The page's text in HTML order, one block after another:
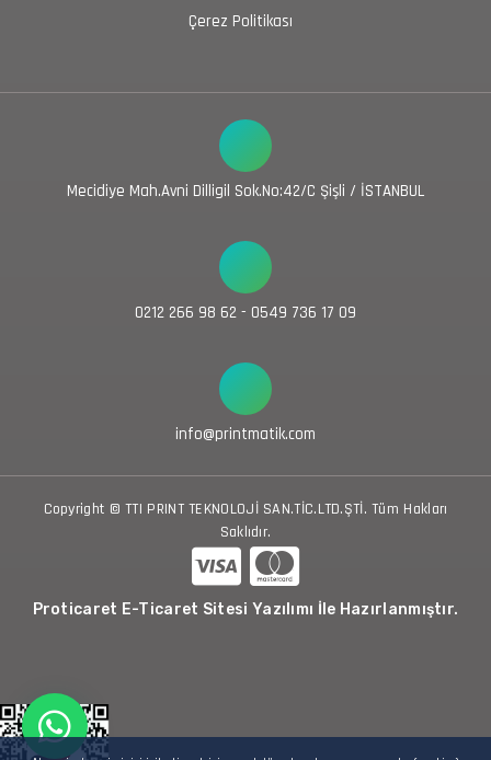
Çerez Politikası
Mecidiye Mah.Avni Dilligil Sok.No:42/C Şişli / İSTANBUL
0212 266 98 62 - 0549 736 17 09
info@printmatik.com
Copyright © TTI PRINT TEKNOLOJİ SAN.TİC.LTD.ŞTİ. Tüm Hakları
Saklıdır.
Proticaret E-Ticaret Sitesi Yazılımı İle Hazırlanmıştır.